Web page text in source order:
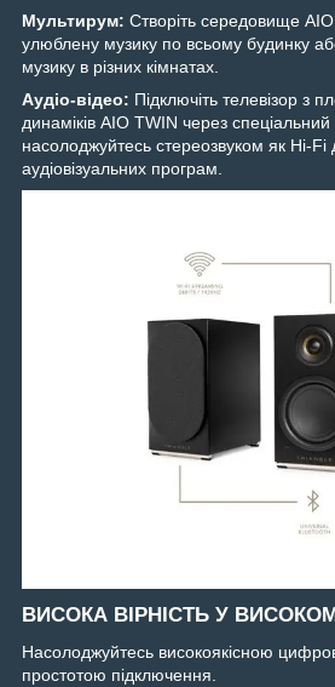
Мультирум: Створіть середовище
улюблену музику по всьому будинку
музику в різних кімнатах.
Аудіо-відео: Підключіть телевізор з
динаміків AIO TWIN через
насолоджуйтесь стереозвуком як Hi-Fi
аудіовізуальних програм.
ВИСОКА ВІРНІСТЬ У
Насолоджуйтесь високоякісною
простотою підключення.